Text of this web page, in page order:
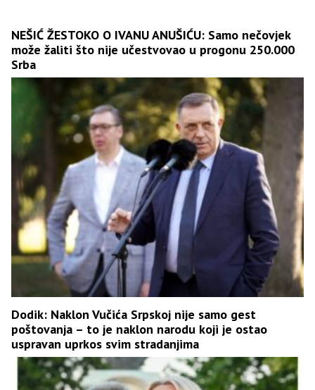
NEŠIĆ ŽESTOKO O IVANU ANUŠIĆU: Samo nečovjek
može žaliti što nije učestvovao u progonu 250.000
Srba
Dodik: Naklon Vučića Srpskoj nije samo gest
poštovanja – to je naklon narodu koji je ostao
uspravan uprkos svim stradanjima